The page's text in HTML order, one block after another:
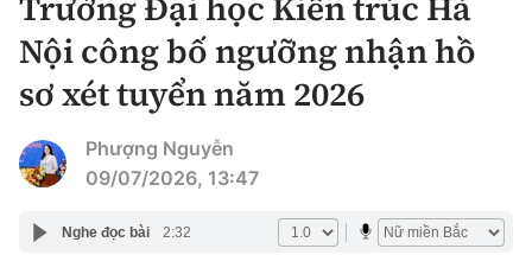
CHUYÊN MỤC
Mới nhất
Thời sự
Nội công bố ngưỡng nhận hồ
sơ xét tuyển năm 2026
Phượng Nguyễn
09/07/2026, 13:47
Nghe đọc bài 2:32